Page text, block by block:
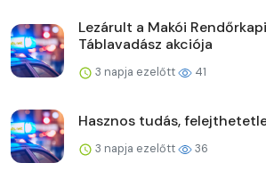
Lezárult a Makói
Táblavadász akciója
3 napja ezelőtt 41
Hasznos tudás,
3 napja ezelőtt 36